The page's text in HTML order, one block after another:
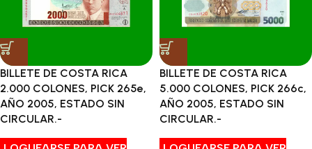
BILLETE DE COSTA RICA
2.000 COLONES, PICK 265e,
AÑO 2005, ESTADO SIN
CIRCULAR.-
BILLETE DE COSTA RICA
5.000 COLONES, PICK 266c,
AÑO 2005, ESTADO SIN
CIRCULAR.-